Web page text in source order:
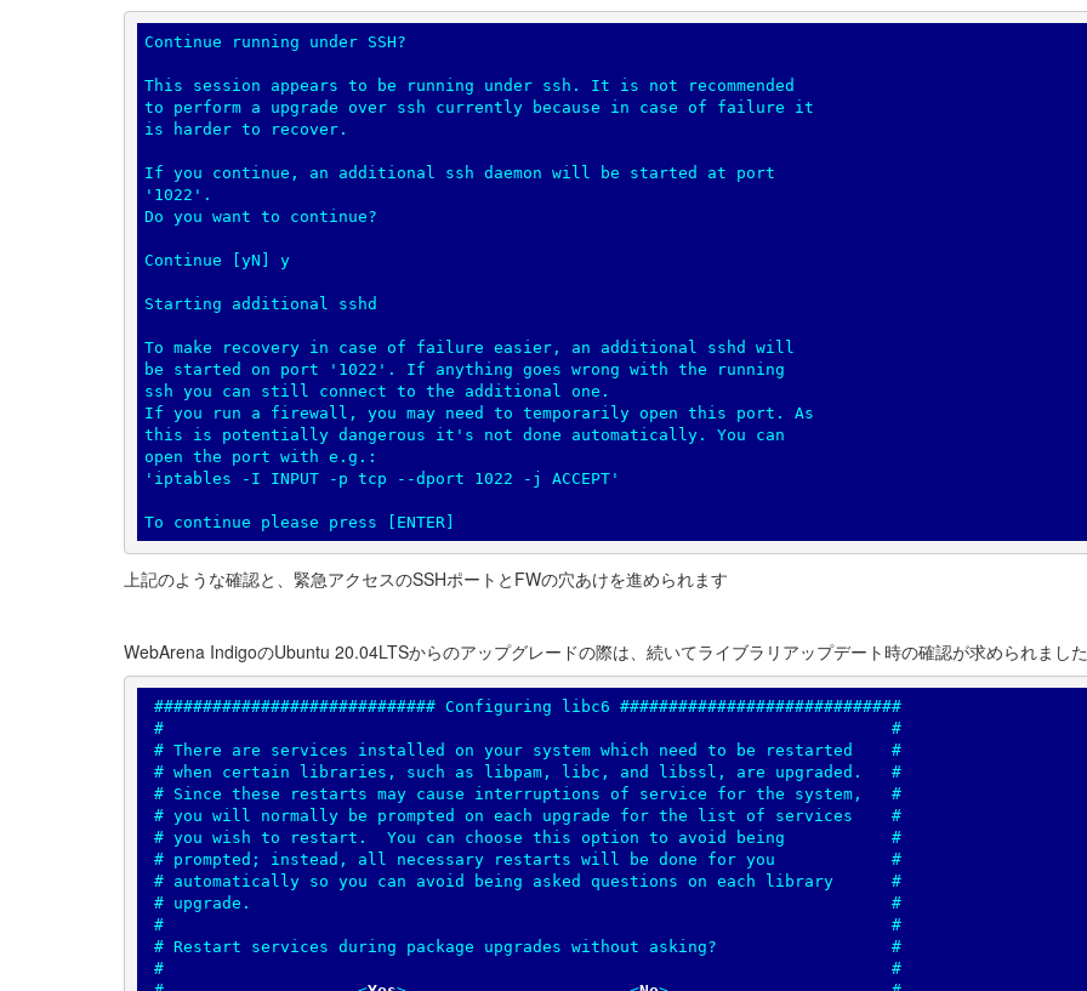
Continue running under SSH?
This session appears to be running under ssh. It is not recommended
to perform a upgrade over ssh currently because in case of failure it
is harder to recover.
If you continue, an additional ssh daemon will be started at port
'1022'.
Do you want to continue?
Continue [yN] y
Starting additional sshd
To make recovery in case of failure easier, an additional sshd will
be started on port '1022'. If anything goes wrong with the running
ssh you can still connect to the additional one.
If you run a firewall, you may need to temporarily open this port. As
this is potentially dangerous it's not done automatically. You can
open the port with e.g.:
'iptables -I INPUT -p tcp --dport 1022 -j ACCEPT'
上記のような確認と、緊急アクセスのSSHポートとFWの穴あけを進められます
WebArena IndigoのUbuntu 20.04LTSからのアップグレードの際は、続いてライブラリアップデート時の確認が求められました